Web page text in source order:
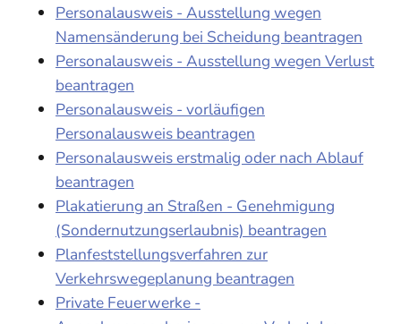
Personalausweis - Ausstellung wegen
Namensänderung bei Scheidung beantragen
Personalausweis - Ausstellung wegen Verlust
beantragen
Personalausweis - vorläufigen
Personalausweis beantragen
Personalausweis erstmalig oder nach Ablauf
beantragen
Plakatierung an Straßen - Genehmigung
(Sondernutzungserlaubnis) beantragen
Planfeststellungsverfahren zur
Verkehrswegeplanung beantragen
Private Feuerwerke -